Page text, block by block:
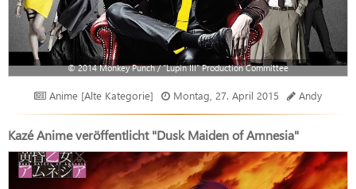
© 2014 Monkey Punch / "Lupin III" Production Committee
Anime [Alte Kategorie] Montag, 27. April 2015 Andy
Kazé Anime veröffentlicht "Dusk Maiden of Amnesia"